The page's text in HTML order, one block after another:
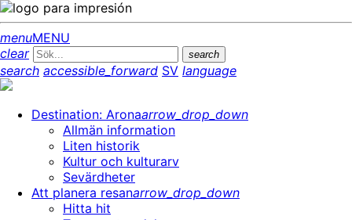
menuMENU
clear
search
search accessible_forward SV language
Destination: Aronaarrow_drop_down
Allmän information
Liten historik
Kultur och kulturarv
Sevärdheter
Att planera resanarrow_drop_down
Hitta hit